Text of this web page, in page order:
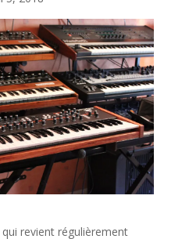
revient régulièrement